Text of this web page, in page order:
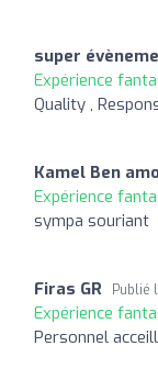
super
Expérience
Quality ,
Kamel Ben
Expérience
sympa souriant
Firas GR Publié
Expérience
Personnel